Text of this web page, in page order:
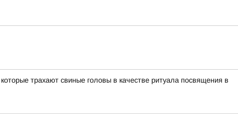
трахают свиные головы в качестве ритуала посвящения в